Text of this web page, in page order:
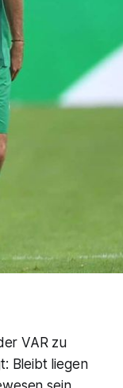
VAR zu
Bleibt liegen